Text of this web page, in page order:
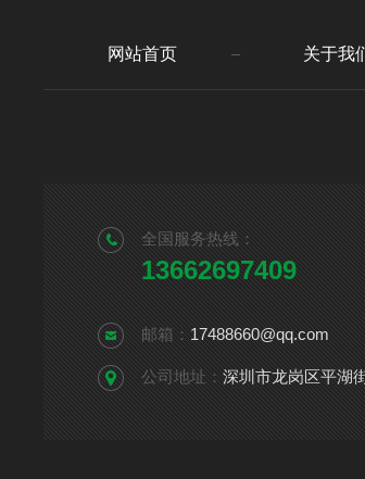
网站首页 关于我
全国服务热线：
13662697409
邮箱： 17488660@qq.com
公司地址：深圳市龙岗区平湖